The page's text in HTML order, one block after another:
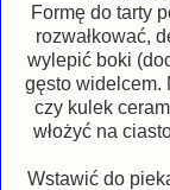
Formę do tarty
rozwałkować,
wylepić boki
gęsto widelcem.
czy kulek
włożyć na
Wstawić do